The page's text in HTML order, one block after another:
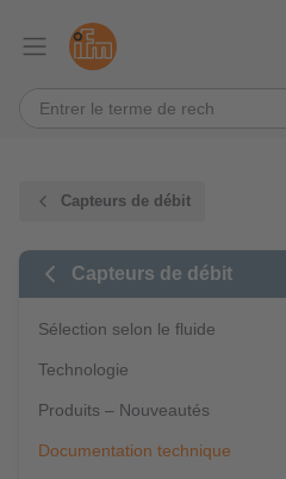
Capteurs de débit
Capteurs de débit
Sélection selon le fluide
Technologie
Produits – Nouveautés
Documentation technique